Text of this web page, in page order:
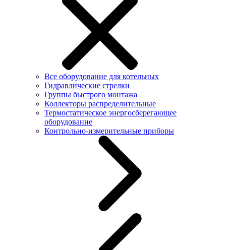
Все оборудование для котельных
Гидравлические стрелки
Группы быстрого монтажа
Коллекторы распределительные
Термостатическое энергосберегающее
оборудование
Контрольно-измерительные приборы